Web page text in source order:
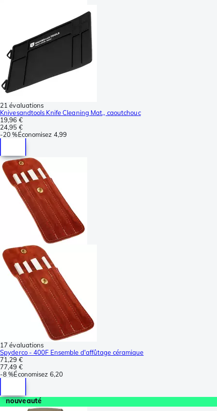
21 évaluations
Knivesandtools Knife Cleaning Mat,, caoutchouc
19,96 €
24,95 €
-20 %Économisez 4,99
17 évaluations
Spyderco - 400F Ensemble d'affûtage céramique
71,29 €
77,49 €
-8 %Économisez 6,20
nouveauté